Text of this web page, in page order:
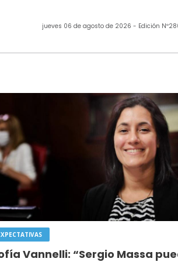
jueves 06 de agosto de 2026 - Edición
Vannelli: “Sergio Massa